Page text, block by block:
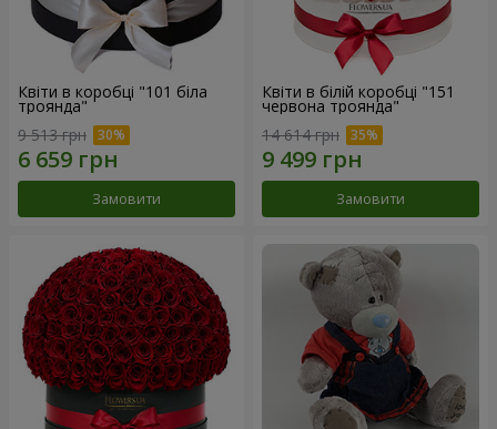
Квіти в коробці "101 біла
троянда"
9 513 грн
Замовити
Квіти в білій коробці "151
червона троянда"
14 614 грн
Замовити